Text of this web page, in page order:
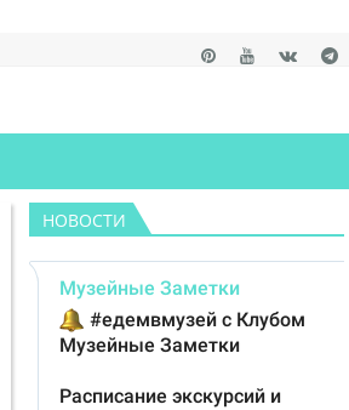
НОВОСТИ